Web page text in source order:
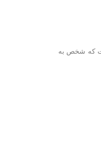
که شخص به